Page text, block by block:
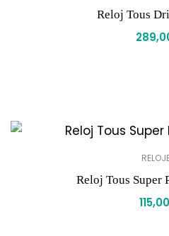
Reloj Tous
Reloj Tous Super
115,00